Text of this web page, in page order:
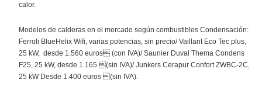
calor.
Modelos de calderas en el mercado según combustibles Condensación:
Ferroli BlueHelix Wifi, varias potencias, sin precio/ Vaillant Eco Tec plus,
25 kW, desde 1.560 euros (con IVA)/ Saunier Duval Thema Condens
F25, 25 kW, desde 1.165 (sin IVA)/ Junkers Cerapur Confort ZWBC-2C,
25 kW Desde 1.400 euros (sin IVA).